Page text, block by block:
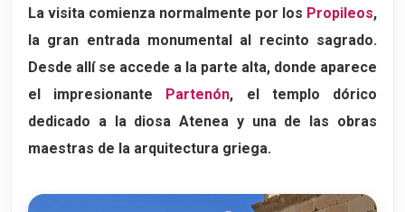
La visita comienza normalmente por los Propileos,
la gran entrada monumental al recinto sagrado.
Desde allí se accede a la parte alta, donde aparece
el impresionante Partenón, el templo dórico
dedicado a la diosa Atenea y una de las obras
maestras de la arquitectura griega.